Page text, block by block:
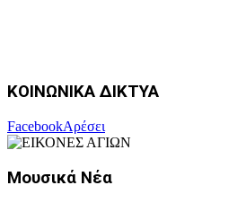
ΚΟΙΝΩΝΙΚΑ ΔΙΚΤΥΑ
FacebookΑρέσει
Μουσικά Νέα